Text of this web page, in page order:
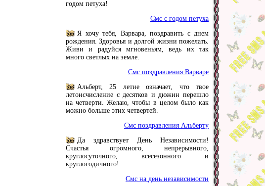
годом петуха!
Смс с годом петуха
Я хочу тебя, Варвара, поздравить с днем
рождения. Здоровья и долгой жизни пожелать.
Живи и радуйся мгновеньям, ведь их так
много светлых на земле.
Смс поздравления Варваре
Альберт, 25 летие означает, что твое
летоисчисление с десятков и дюжин перешло
на четверти. Желаю, чтобы в целом было как
можно больше этих четвертей.
Смс поздравления Альберту
Да здравствует День Независимости!
Счастья огромного, непрерывного,
круглосуточного, всесезонного и
круглогодичного!
Смс на день независимости